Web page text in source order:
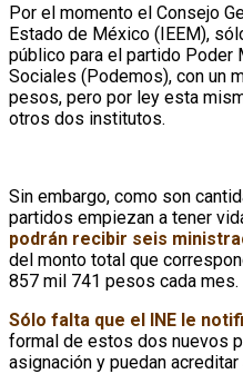
Por el momento el Consejo
Estado de México (IEEM),
público para el partido Poder
Sociales (Podemos), con un
pesos, pero por ley esta
otros dos institutos.
Sin embargo, como son
partidos empiezan a tener
podrán recibir seis
del monto total que
857 mil 741 pesos cada mes.
Sólo falta que el INE le
formal de estos dos nuevos
asignación y puedan